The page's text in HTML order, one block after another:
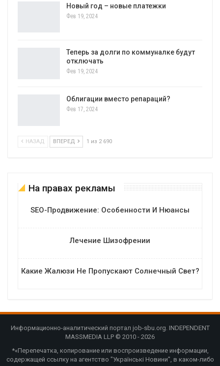
Новый год – новые платежки
Фев 19, 2024
Теперь за долги по коммуналке будут
отключать
Фев 19, 2024
Облигации вместо репараций?
Фев 17, 2024
НАЗАД ВПЕРЕД 1 из 2 690
На правах рекламы
SEO-Продвижение: Особенности И Нюансы
Лечение Шизофрении
Какие Жалюзи Не Пропускают Солнечный Свет?
Информационно-аналитический портал job-sbu.org. INDEPENDENT
MASSMEDIA LLP © 2010 - 2026
*«Перепечатка, копирование или воспроизведение информации,
содержащей ссылку на агентство "Українські Новини", в каком-либо